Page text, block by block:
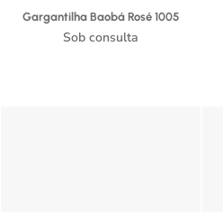
Gargantilha Baobá Rosé 1005
Sob consulta